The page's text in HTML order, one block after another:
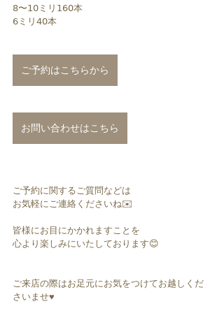
𝟪〜𝟣𝟢ミリ𝟣𝟨𝟢本
𝟨ミリ𝟦𝟢本
ご予約はこちらから
お問い合わせはこちら
ご予約に関するご質問などは
お気軽にご連絡くださいね✉️
皆様にお目にかかれますことを
心より楽しみにいたしております😊
ご来店の際はお足元にお気をつけてお越しくだ
さいませ♥︎︎